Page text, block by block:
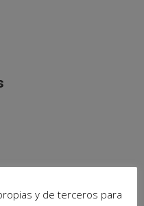
y de terceros para